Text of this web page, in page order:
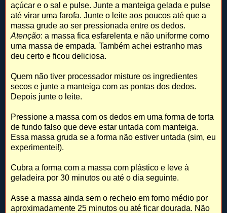
açúcar e o sal e pulse. Junte a manteiga gelada e pulse
até virar uma farofa. Junte o leite aos poucos até que a
massa grude ao ser pressionada entre os dedos.
Atenção: a massa fica esfarelenta e não uniforme como
uma massa de empada. Também achei estranho mas
deu certo e ficou deliciosa.
Quem não tiver processador misture os ingredientes
secos e junte a manteiga com as pontas dos dedos.
Depois junte o leite.
Pressione a massa com os dedos em uma forma de torta
de fundo falso que deve estar untada com manteiga.
Essa massa gruda se a forma não estiver untada (sim, eu
experimentei!).
Cubra a forma com a massa com plástico e leve à
geladeira por 30 minutos ou até o dia seguinte.
Asse a massa ainda sem o recheio em forno médio por
aproximadamente 25 minutos ou até ficar dourada. Não